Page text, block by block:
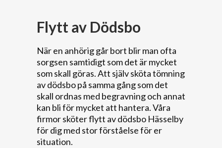
Flytt av Dödsbo
När en anhörig går bort blir man ofta
sorgsen samtidigt som det är mycket
som skall göras. Att själv sköta tömning
av dödsbo på samma gång som det
skall ordnas med begravning och annat
kan bli för mycket att hantera. Våra
firmor sköter flytt av dödsbo Hässelby
för dig med stor förståelse för er
situation.